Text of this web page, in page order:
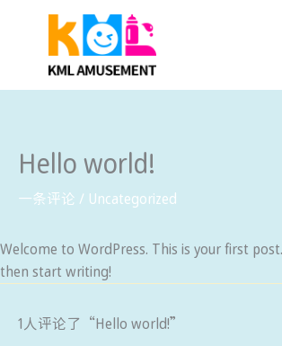
Hello world!
一条评论 / Uncategorized
Welcome to WordPress. This is your first
then start writing!
1人评论了“Hello world!”